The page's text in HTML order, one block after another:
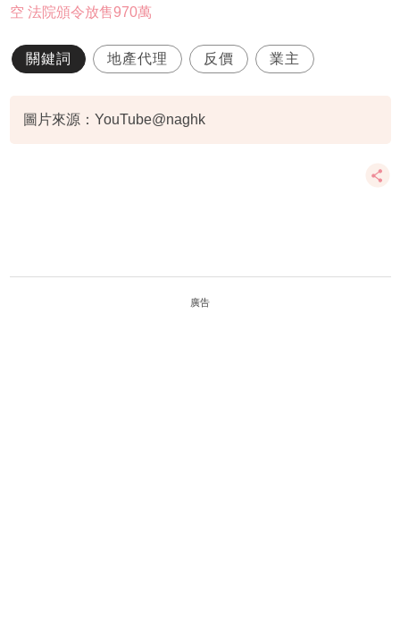
空 法院頒令放售970萬
關鍵詞 地產代理 反價 業主
圖片來源：YouTube@naghk
廣告